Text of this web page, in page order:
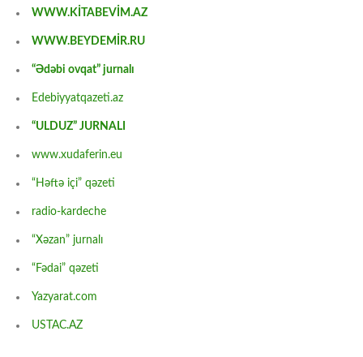
WWW.KİTABEVİM.AZ
WWW.BEYDEMİR.RU
“Ədəbi ovqat” jurnalı
Edebiyyatqazeti.az
“ULDUZ” JURNALI
www.xudaferin.eu
“Həftə içi” qəzeti
radio-kardeche
“Xəzan” jurnalı
“Fədai” qəzeti
Yazyarat.com
USTAC.AZ